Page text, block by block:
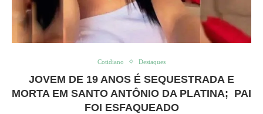
Cotidiano Destaques
JOVEM DE 19 ANOS É SEQUESTRADA E
MORTA EM SANTO ANTÔNIO DA PLATINA; PAI
FOI ESFAQUEADO